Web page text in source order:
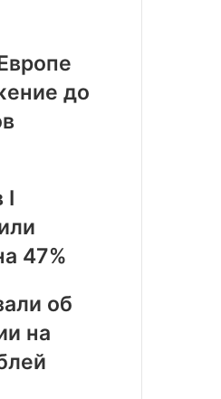
до
I
47%
об
на